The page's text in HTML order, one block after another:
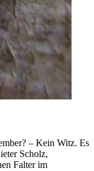
– Kein Witz. Es
Scholz,
Falter im